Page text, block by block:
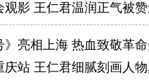
观影 王仁君温润正气被
亮相上海 热血致敬革
庆站 王仁君细腻刻画人